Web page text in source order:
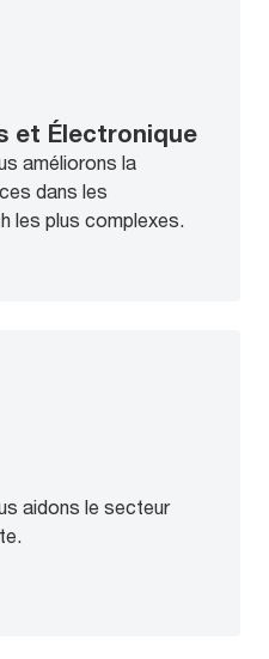
et Électronique
améliorons la
dans les
les plus complexes.
aidons le secteur